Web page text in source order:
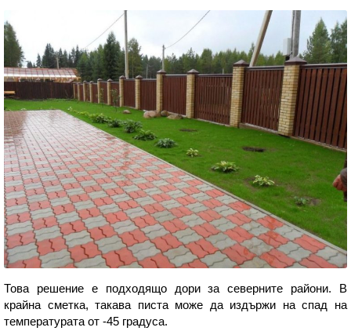
Това решение е подходящо дори за северните райони. В
крайна сметка, такава писта може да издържи на спад на
температурата от -45 градуса.